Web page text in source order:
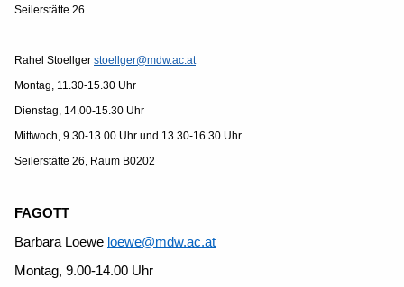
Seilerstätte 26
Rahel Stoellger stoellger@mdw.ac.at
Montag, 11.30-15.30 Uhr
Dienstag, 14.00-15.30 Uhr
Mittwoch, 9.30-13.00 Uhr und 13.30-16.30 Uhr
Seilerstätte 26, Raum B0202
FAGOTT
Barbara Loewe loewe@mdw.ac.at
Montag, 9.00-14.00 Uhr